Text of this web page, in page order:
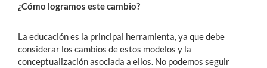
¿Cómo logramos este cambio?
La educación es la principal herramienta, ya que debe
considerar los cambios de estos modelos y la
conceptualización asociada a ellos. No podemos seguir